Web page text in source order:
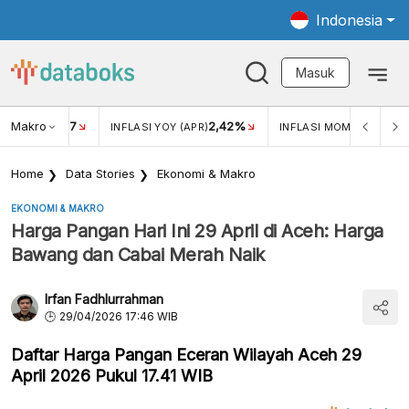
Indonesia
Masuk
Makro
USD/IDR 17 INFLASI YOY (APR)2,42% INFLASI MOM (MAR)
Home Data Stories Ekonomi & Makro
EKONOMI & MAKRO
Harga Pangan Hari Ini 29 April di Aceh: Harga
Bawang dan Cabai Merah Naik
Irfan Fadhlurrahman
29/04/2026 17:46 WIB
Daftar Harga Pangan Eceran Wilayah Aceh 29
April 2026 Pukul 17.41 WIB